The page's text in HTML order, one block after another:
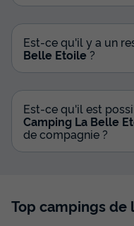
Est-ce qu'il y a un
Belle Etoile?
Est-ce qu'il est
Camping La Belle
de compagnie ?
Top campings de